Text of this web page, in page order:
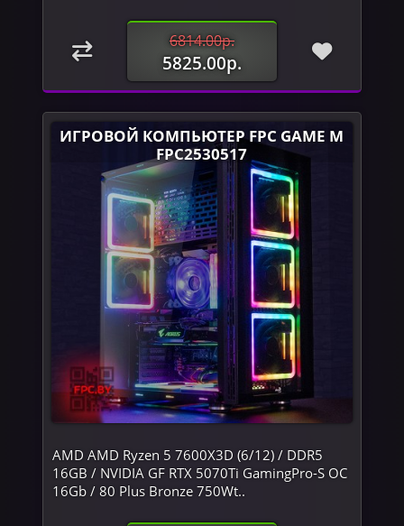
6814.00р.
5825.00р.
ИГРОВОЙ КОМПЬЮТЕР FPC GAME M
FPC2530517
AMD AMD Ryzen 5 7600X3D (6/12) / DDR5
16GB / NVIDIA GF RTX 5070Ti GamingPro-S OC
16Gb / 80 Plus Bronze 750Wt..